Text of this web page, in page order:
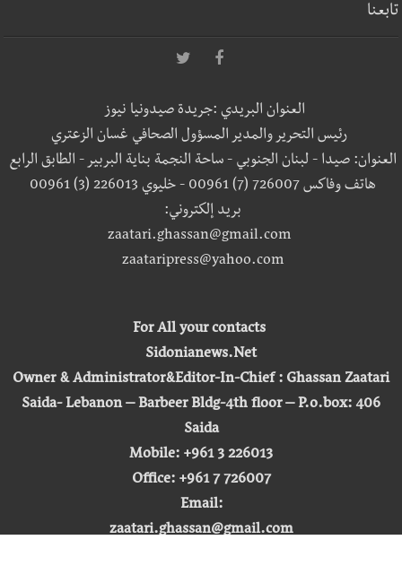
تابعنا
العنوان البريدي :جريدة صيدونيا نيوز
رئيس التحرير والمدير المسؤول الصحافي غسان الزعتري
العنوان: صيدا - لبنان الجنوبي - ساحة النجمة بناية البربير - الطابق الرابع
هاتف وفاكس 726007 (7) 00961 - خليوي 226013 (3) 00961
بريد إلكتروني:
zaatari.ghassan@gmail.com
zaataripress@yahoo.com
For All your contacts
Sidonianews.Net
Owner & Administrator&Editor-In-Chief : Ghassan Zaatari
Saida- Lebanon – Barbeer Bldg-4th floor – P.o.box: 406
Saida
Mobile: +961 3 226013
Office: +961 7 726007
Email:
zaatari.ghassan@gmail.com